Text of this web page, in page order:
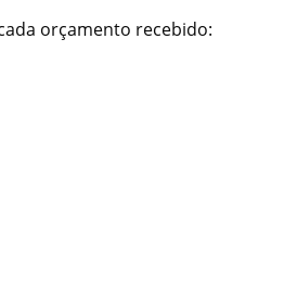
orçamento recebido: